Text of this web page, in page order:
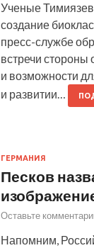
Ученые
создание
пресс-службе
встречи стороны
и возможности
и развитии…
ГЕРМАНИЯ
Песков
Оставьте
Напомним,